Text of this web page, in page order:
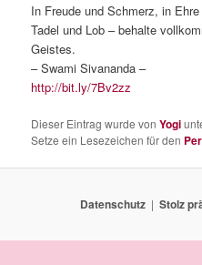
In Freude und Schmerz, in
Tadel und Lob – behalte
Geistes.
– Swami Sivananda –
http://bit.ly/7Bv2zz
Dieser Eintrag wurde vonYogi
Setze ein Lesezeichen für den
Datenschutz Stolz